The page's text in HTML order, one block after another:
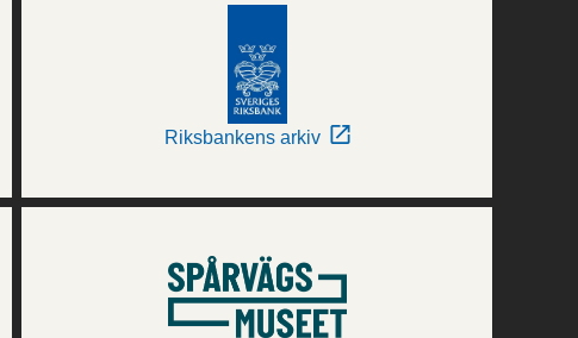
Riksbankens arkiv